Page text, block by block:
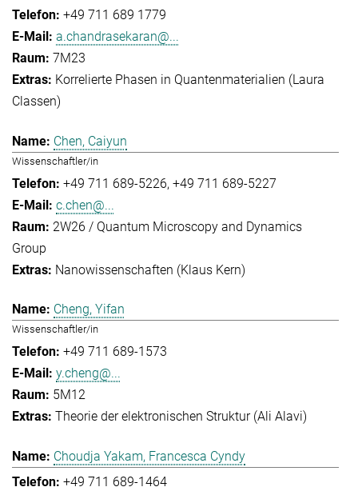
+49 711 689 1779
a.chandrasekaran@...
7M23
Korrelierte Phasen in Quantenmaterialien (Laura
Classen)
Chen, Caiyun
Wissenschaftler/in
+49 711 689-5226 +49 711 689-5227
c.chen@...
2W26 / Quantum Microscopy and Dynamics
Group
Nanowissenschaften (Klaus Kern)
Cheng, Yifan
Wissenschaftler/in
+49 711 689-1573
y.cheng@...
5M12
Theorie der elektronischen Struktur (Ali Alavi)
Choudja Yakam, Francesca Cyndy
+49 711 689-1464